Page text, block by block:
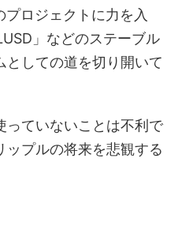
ロジェクトに力を入
」などのステーブル
としての道を切り開いて
っていないことは不利で
プルの将来を悲観する